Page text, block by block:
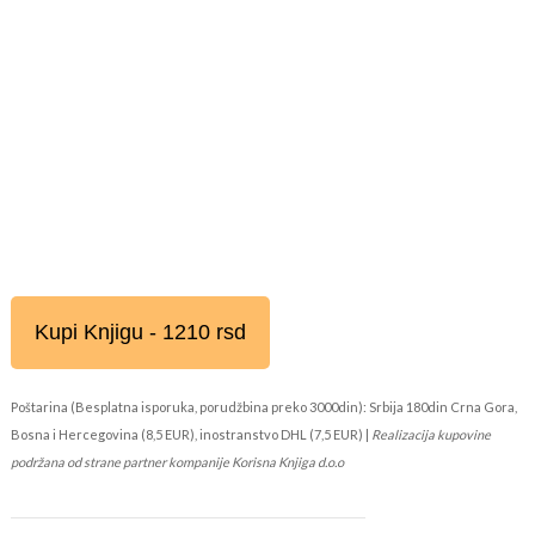
Kupi Knjigu - 1210 rsd
Poštarina (Besplatna isporuka, porudžbina preko 3000din): Srbija 180din Crna Gora,
Bosna i Hercegovina (8,5 EUR), inostranstvo DHL (7,5 EUR) | Realizacija kupovine
podržana od strane partner kompanije Korisna Knjiga d.o.o